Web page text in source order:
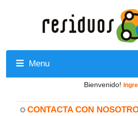
Menu
Bienvenido!
CONTACTA CON